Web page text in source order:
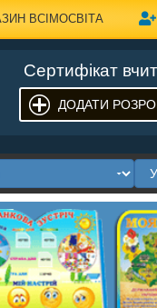
ВСІМОСВІТА
Сертифікат
ДОДАТИ